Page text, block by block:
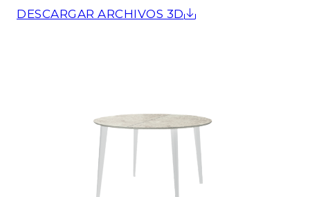
DESCARGAR ARCHIVOS 3D